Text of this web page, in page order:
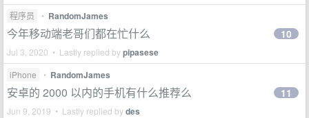
程序员 • RandomJames
今年移动端老哥们都在忙什么
Jul 3, 2020 • Lastly replied bypipasese
10
iPhone • RandomJames
安卓的 2000 以内的手机有什么推荐么
Jun 9, 2019 • Lastly replied bydes
11